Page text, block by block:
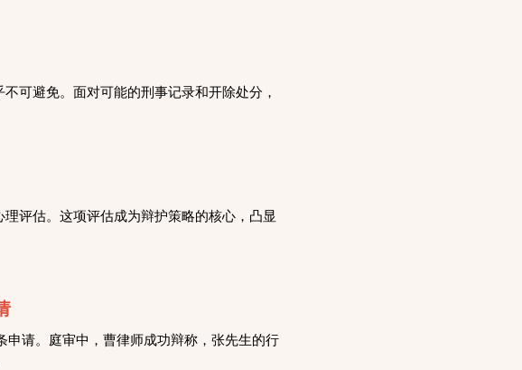
可避免。面对可能的刑事记录和开除处分，
评估。这项评估成为辩护策略的核心，凸显
请。庭审中，曹律师成功辩称，张先生的行